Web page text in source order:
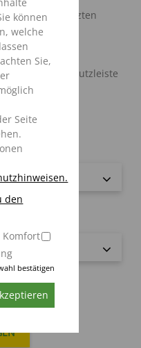
können
welche
Sie,
Seite
den
Komfort
bestätigen
und aufgesetzten
mit Wetterschutzleiste